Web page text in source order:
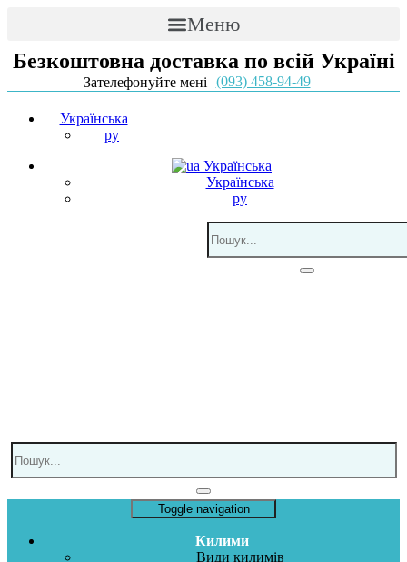
Меню
Безкоштовна доставка по всій Україні
Зателефонуйте мені (093) 458-94-49
Українська
ру
Українська
Українська
ру
Toggle navigation
Килими
Види килимів